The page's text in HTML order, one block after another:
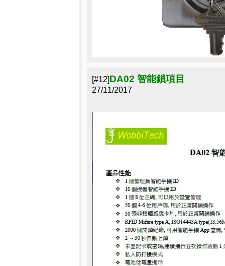
[#12]DA02 智能鎖項目
27/11/2017